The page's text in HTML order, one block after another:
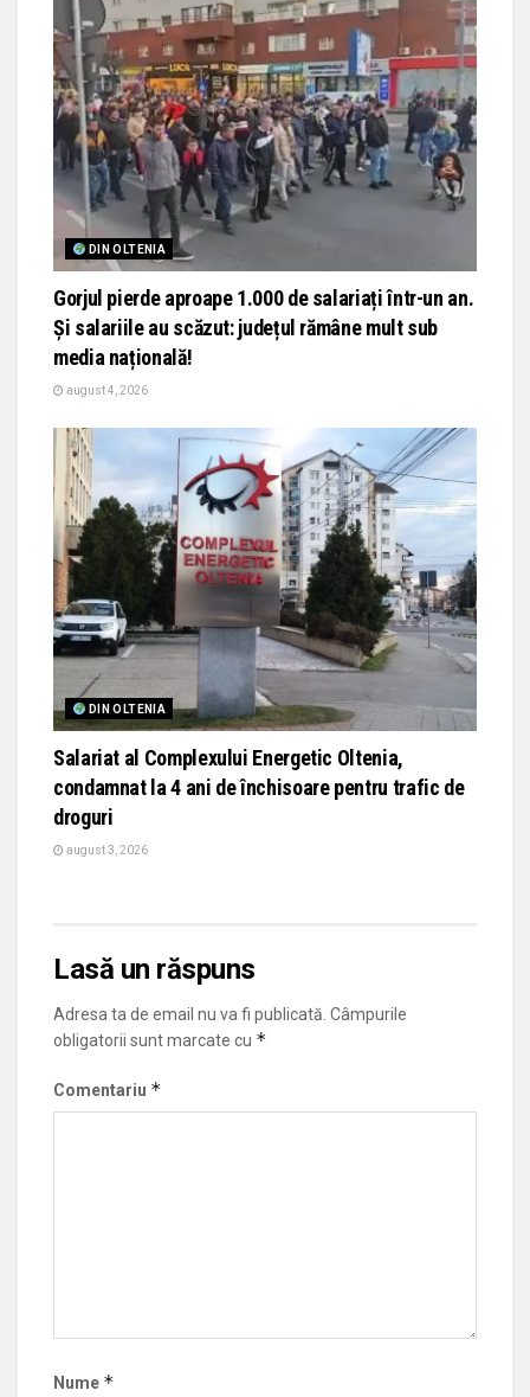
DIN OLTENIA
Gorjul pierde aproape 1.000 de salariați într-un an.
Și salariile au scăzut: județul rămâne mult sub
media națională!
august 4, 2026
DIN OLTENIA
Salariat al Complexului Energetic Oltenia,
condamnat la 4 ani de închisoare pentru trafic de
droguri
august 3, 2026
Lasă un răspuns
Adresa ta de email nu va fi publicată. Câmpurile
obligatorii sunt marcate cu *
Comentariu *
Nume *